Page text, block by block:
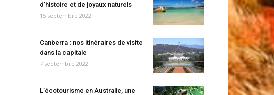
d’histoire et de joyaux naturels
15 septembre 2022
Canberra : nos itinéraires de visite
dans la capitale
7 septembre 2022
L’écotourisme en Australie, une